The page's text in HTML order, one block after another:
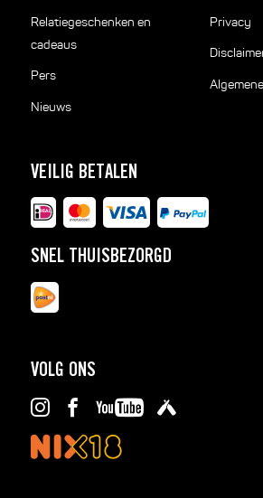
Relatiegeschenken en
cadeaus
Pers
Nieuws
Privacy
VEILIG BETALEN
SNEL THUISBEZORGD
VOLG ONS